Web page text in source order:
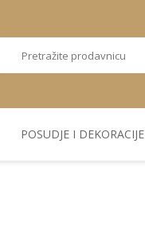
POSUDJE I DEKORACIJE